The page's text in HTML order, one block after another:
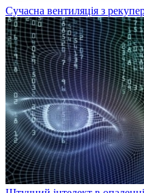
Сучасна вентиляція з